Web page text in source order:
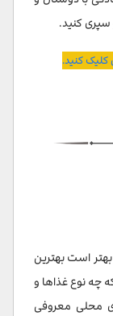
سپری کنید.
کلیک کنید.
بهتر است بهترین
چه نوع غذاها و
محلی معروفی